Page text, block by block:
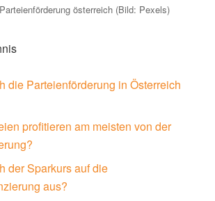
österreich (Bild: Pexels)
die Parteienförderung in Österreich
profitieren am meisten von der
der Sparkurs auf die
aus?